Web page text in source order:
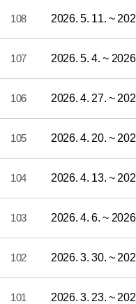
108 2026. 5. 11. ~
107 2026. 5. 4. ~
106 2026. 4. 27. ~
105 2026. 4. 20. ~
104 2026. 4. 13. ~
103 2026. 4. 6. ~
102 2026. 3. 30. ~
101 2026. 3. 23. ~